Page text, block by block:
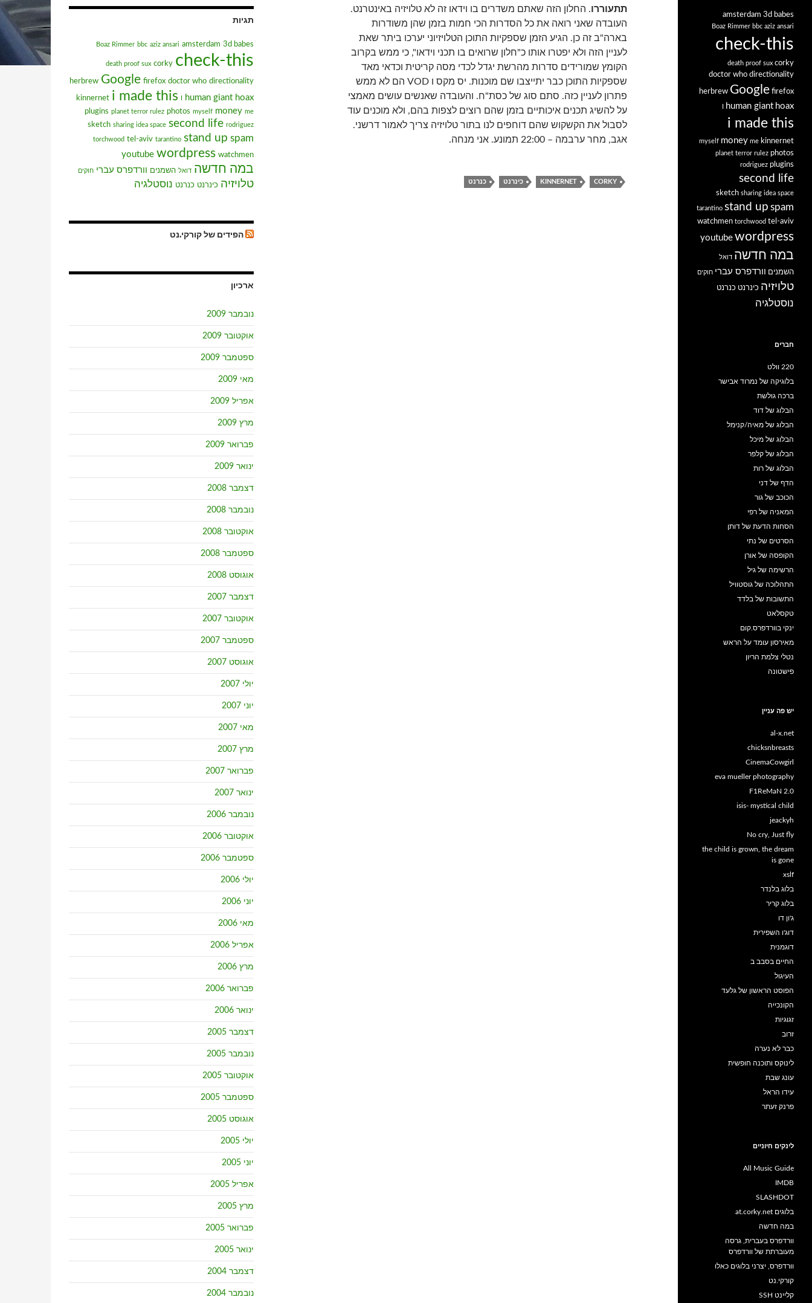
תתעוררו. החלון הזה שאתם משדרים בו וידאו זה לא טלויזיה באינטרנט.
העובדה שאני רואה את כל הסדרות הכי חמות בזמן שהן משודרות
בארה"ב זה כן. הגיע הזמן שספקיות התוכן הטלויזיוני יערכו ביתר שאת
לעניין הזה ולא יפטרו אותו כ"חלון שרואים בו תכני וידאו", כי ממש בקרוב
הקומץ שמורידים סדרות מהרשת יגדל לכדי מסה קריטית וכדאי מאד
שספקיות התוכן כבר יתייצבו שם מוכנות. יס מקס ו VOD הם לא ממש
פתרון לעניין כזה. סתם סוג של כסת"ח. והעובדה שאנשים עושים מאמצי
על להשיג תכנים איכותיים בזמן שהם רוצים לצפות בהם, ולא מוכנים עוד
לסבול את הקשקוש שהם דוחפים לנו בתור טלויזיה צריך לאמור דרשני.
אגב, מחר ערבמה – 22:00 תמונע. אני מנחה.
CORKY
KINNERNET כינרנט כנרנט
תגיות
3d babes
amsterdam
aziz ansari
bbc
Boaz Rimmer
check-this
corky
death proof sux
directionality
doctor who
firefox
Google
herbrew
hoax
human giant
i made this
kinnernet
me
money
myself
photos
planet terror rulez
plugins
rodriguez
second life
sharing idea space
sketch
spam
stand up
tarantino
tel-aviv
torchwood
watchmen
wordpress
youtube
במה חדשה דואל השמנים וורדפרס עברי חוקים
טלויזיה כינרנט כנרנט נוסטלגיה
הפידים של קורקי.נט
ארכיון
נובמבר 2009
אוקטובר 2009
ספטמבר 2009
מאי 2009
אפריל 2009
מרץ 2009
פברואר 2009
ינואר 2009
דצמבר 2008
נובמבר 2008
אוקטובר 2008
ספטמבר 2008
אוגוסט 2008
דצמבר 2007
אוקטובר 2007
ספטמבר 2007
אוגוסט 2007
יולי 2007
יוני 2007
מאי 2007
מרץ 2007
פברואר 2007
ינואר 2007
נובמבר 2006
אוקטובר 2006
ספטמבר 2006
יולי 2006
יוני 2006
מאי 2006
אפריל 2006
מרץ 2006
פברואר 2006
ינואר 2006
דצמבר 2005
נובמבר 2005
אוקטובר 2005
ספטמבר 2005
אוגוסט 2005
יולי 2005
יוני 2005
אפריל 2005
מרץ 2005
פברואר 2005
ינואר 2005
דצמבר 2004
נובמבר 2004
3d babes
amsterdam
aziz ansari
bbc
Boaz Rimmer
check-this
corky
death proof sux
directionality
doctor who
firefox
Google
herbrew
hoax
human giant
i made this
kinnernet
me
money
myself
photos
planet terror rulez
plugins
rodriguez
second life
sharing idea space
sketch
spam
stand up
tarantino
tel-aviv
torchwood
watchmen
wordpress
youtube
במה חדשה דואל
השמנים וורדפרס עברי חוקים
טלויזיה כינרנט כנרנט
נוסטלגיה
חברים
220 וולט
בלוגיקה של נמרוד אבישר
ברכה גולשת
הבלוג של דוד
הבלוג של מאיה/קנימל
הבלוג של מיכל
הבלוג של קלפר
הבלוג של רות
הדף של דני
הכוכב של גור
המאניה של רפי
הסחות הדעת של דותן
הסרטים של נתי
הקופסה של אורן
הרשימה של גיל
התהלוכה של גוסטוויל
התשובות של בלדד
טקסלאט
ינקי בוורדפרס.קום
מאירסון עומד על הראש
נטלי צלמת הריון
פישטונה
יש פה עניין
al-x.net
chicksnbreasts
CinemaCowgirl
eva mueller photography
F1ReMaN 2.0
isis- mystical child
jeackyh
No cry, Just fly
the child is grown, the dream
is gone
xslf
בלוג בלנדר
בלוג קריר
ג'ון דו
דוג'ו השפירית
דוגמנית
החיים בסבב ב
העיגול
הפוסט הראשון של גלעד
הקונכייה
זגוגיות
זרוב
כבר לא נערה
לינוקס ותוכנה חופשית
עונג שבת
עידו הראל
פרנק זעתר
לינקים חיוניים
All Music Guide
IMDB
SLASHDOT
בלוגים at.corky.net
במה חדשה
וורדפרס בעברית, גרסה
מעוברתת של וורדפרס
וורדפרס, יצרני בלוגים כאלו
קורקי.נט
קליינט SSH